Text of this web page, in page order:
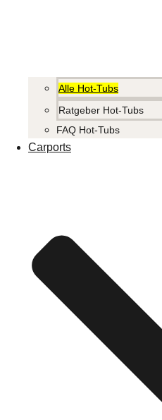
Alle Hot-Tubs
Ratgeber Hot-Tubs
FAQ Hot-Tubs
Carports